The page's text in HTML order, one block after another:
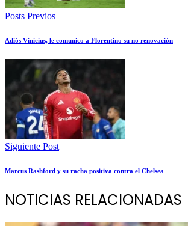
Posts Previos
Adiós Vinicius, le comunico a Florentino su no renovación
Siguiente Post
Marcus Rashford y su racha positiva contra el Chelsea
NOTICIAS RELACIONADAS